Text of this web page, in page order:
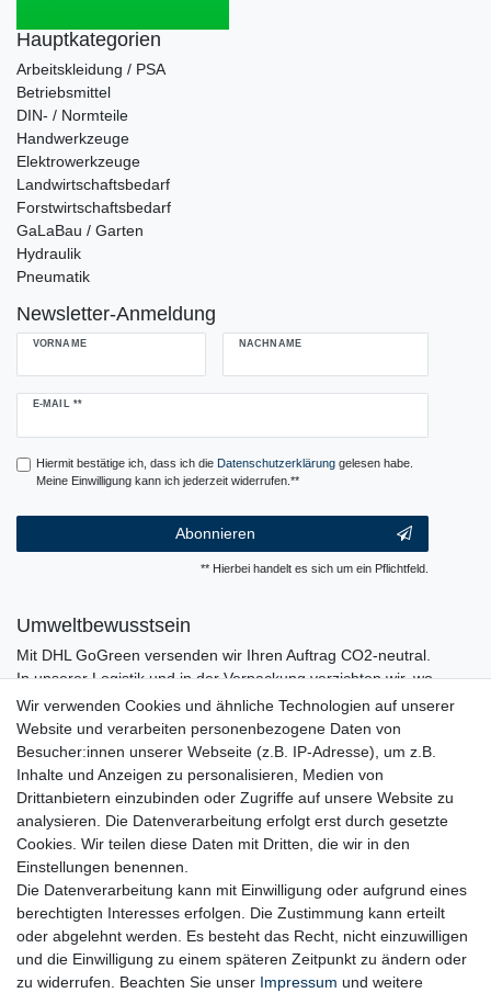
Hauptkategorien
Arbeitskleidung / PSA
Betriebsmittel
DIN- / Normteile
Handwerkzeuge
Elektrowerkzeuge
Landwirtschaftsbedarf
Forstwirtschaftsbedarf
GaLaBau / Garten
Hydraulik
Pneumatik
Newsletter-Anmeldung
VORNAME NACHNAME
E-MAIL **
Newsletter
Hiermit bestätige ich, dass ich die Daten­schutz­erklärunggelesen habe.
Meine Einwilligung kann ich jederzeit widerrufen.**
Abonnieren
** Hierbei handelt es sich um ein Pflichtfeld.
Umweltbewusstsein
Mit DHL GoGreen versenden wir Ihren Auftrag CO2-neutral.
In unserer Logistik und in der Verpackung verzichten wir, wo
immer es möglich ist, auf den Einsatz von Kunststoffen und
Plastik.
Wir verwenden Cookies und ähnliche Technologien auf unserer
Website und verarbeiten personenbezogene Daten von
Besucher:innen unserer Webseite (z.B. IP-Adresse), um z.B.
Inhalte und Anzeigen zu personalisieren, Medien von
Drittanbietern einzubinden oder Zugriffe auf unsere Website zu
analysieren. Die Datenverarbeitung erfolgt erst durch gesetzte
Cookies. Wir teilen diese Daten mit Dritten, die wir in den
Einstellungen benennen.
Die Datenverarbeitung kann mit Einwilligung oder aufgrund eines
berechtigten Interesses erfolgen. Die Zustimmung kann erteilt
oder abgelehnt werden. Es besteht das Recht, nicht einzuwilligen
und die Einwilligung zu einem späteren Zeitpunkt zu ändern oder
zu widerrufen. Beachten Sie unser Impressum und weitere